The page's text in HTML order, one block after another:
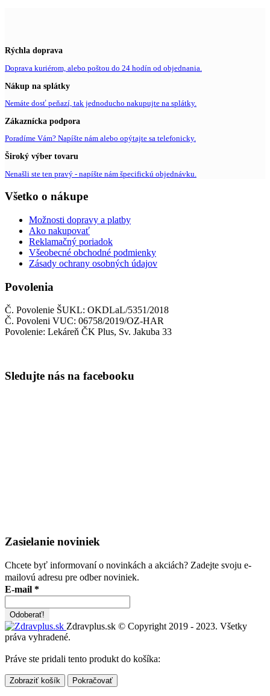
Rýchla doprava
Doprava kuriérom, alebo poštou do 24 hodín od objednania.
Nákup na splátky
Nemáte dosť peňazí, tak jednoducho nakupujte na splátky.
Zákaznícka podpora
Poradíme Vám? Napíšte nám alebo opýtajte sa telefonicky.
Široký výber tovaru
Nenašli ste ten pravý - napíšte nám špecifickú objednávku.
Všetko o nákupe
Možnosti dopravy a platby
Ako nakupovať
Reklamačný poriadok
Všeobecné obchodné podmienky
Zásady ochrany osobných údajov
Povolenia
Č. Povolenie ŠUKL: OKDLaL/5351/2018
Č. Povoleni VUC: 06758/2019/OZ-HAR
Povolenie: Lekáreň ČK Plus, Sv. Jakuba 33
Sledujte nás na facebooku
Zasielanie noviniek
Chcete byť informovaní o novinkách a akciách? Zadejte svoju e-
mailovú adresu pre odber noviniek.
E-mail *
Zdravplus.sk © Copyright 2019 - 2023. Všetky
práva vyhradené.
Práve ste pridali tento produkt do košíka:
Zobraziť košík Pokračovať